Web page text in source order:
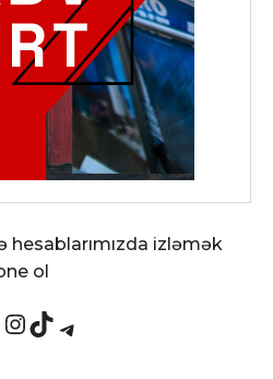
hesablarımızda izləmək
ol
InstagramTikTok Telegram